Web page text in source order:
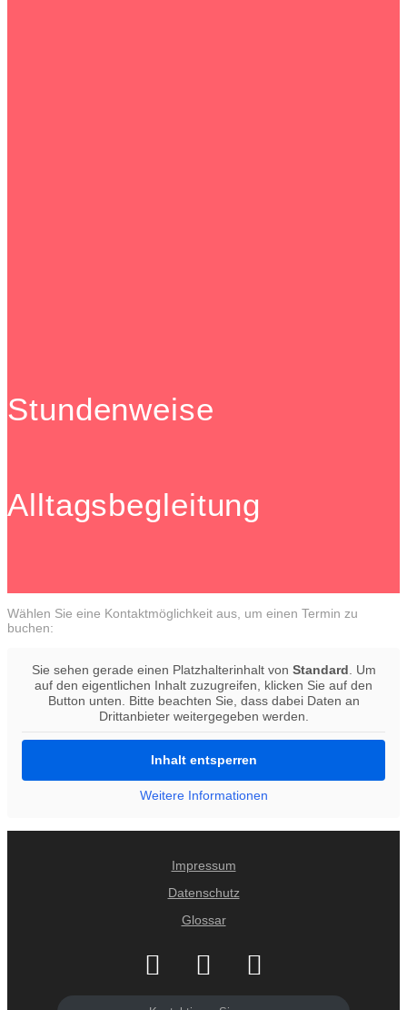
Stundenweise
Alltagsbegleitung
Wählen Sie eine Kontaktmöglichkeit aus, um einen Termin zu
buchen:
Sie sehen gerade einen Platzhalterinhalt von Standard . Um
auf den eigentlichen Inhalt zuzugreifen, klicken Sie auf den
Button unten. Bitte beachten Sie, dass dabei Daten an
Drittanbieter weitergegeben werden.
Inhalt entsperren
Weitere Informationen
Impressum
Datenschutz
Glossar